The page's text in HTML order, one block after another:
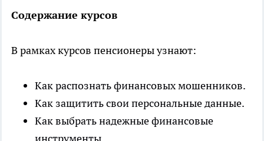
Содержание курсов
В рамках курсов пенсионеры узнают:
Как распознать финансовых мошенников.
Как защитить свои персональные данные.
Как выбрать надежные финансовые
инструменты.